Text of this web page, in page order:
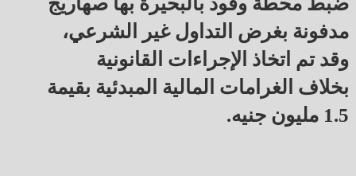
مدفونة بغرض التداول غير الشرعي،
وقد تم اتخاذ الإجراءات القانونية
بخلاف الغرامات المالية المبدئية بقيمة
1.5 مليون جنيه.